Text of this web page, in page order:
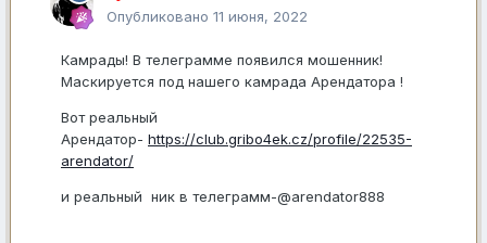
Опубликовано 11 июня, 2022
Камрады! В телеграмме появился мошенник!
Маскируется под нашего камрада Арендатора !
Вот реальный
Арендатор- https://club.gribo4ek.cz/profile/22535-
arendator/
и реальный ник в телеграмм-@arendator888